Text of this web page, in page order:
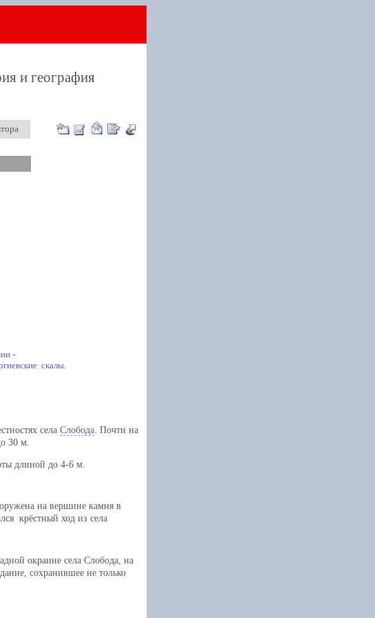
и география
-
скалы.
села Слобода . Почти на
30 м.
длиной до 4-6 м.
на вершине камня в
крёстный ход из села
окраине села Слобода, на
сохранившее не только